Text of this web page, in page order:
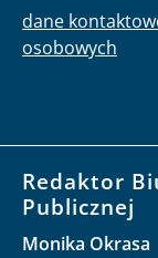
dane
osobowych
Redaktor
Publicznej
Monika Okrasa